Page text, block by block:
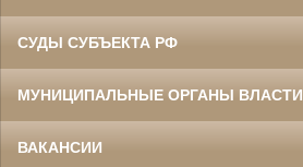
СУДЫ СУБЪЕКТА РФ
МУНИЦИПАЛЬНЫЕ ОРГАНЫ ВЛАСТИ
ВАКАНСИИ